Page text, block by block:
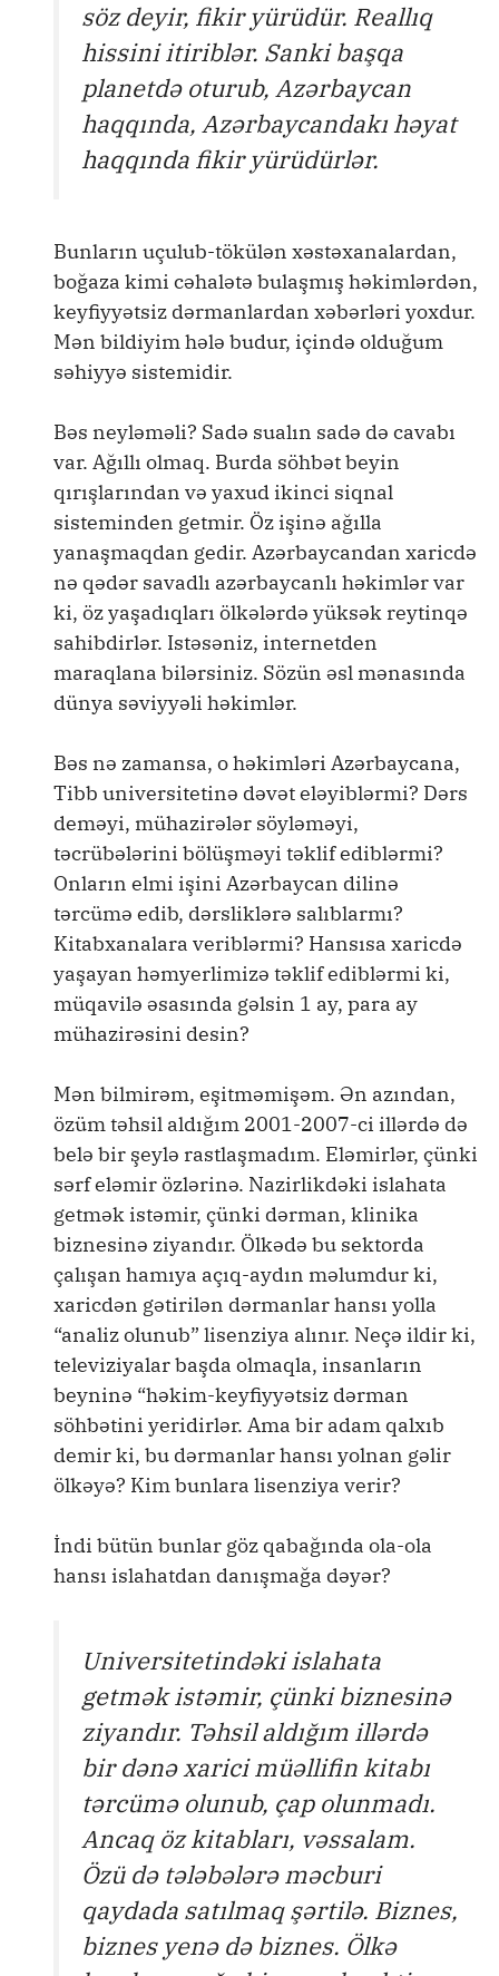
söz deyir, fikir yürüdür. Reallıq
hissini itiriblər. Sanki başqa
planetdə oturub, Azərbaycan
haqqında, Azərbaycandakı həyat
haqqında fikir yürüdürlər.
Bunların uçulub-tökülən xəstəxanalardan,
boğaza kimi cəhalətə bulaşmış həkimlərdən,
keyfiyyətsiz dərmanlardan xəbərləri yoxdur.
Mən bildiyim hələ budur, içində olduğum
səhiyyə sistemidir.
Bəs neyləməli? Sadə sualın sadə də cavabı
var. Ağıllı olmaq. Burda söhbət beyin
qırışlarından və yaxud ikinci siqnal
sisteminden getmir. Öz işinə ağılla
yanaşmaqdan gedir. Azərbaycandan xaricdə
nə qədər savadlı azərbaycanlı həkimlər var
ki, öz yaşadıqları ölkələrdə yüksək reytinqə
sahibdirlər. Istəsəniz, internetden
maraqlana bilərsiniz. Sözün əsl mənasında
dünya səviyyəli həkimlər.
Bəs nə zamansa, o həkimləri Azərbaycana,
Tibb universitetinə dəvət eləyiblərmi? Dərs
deməyi, mühazirələr söyləməyi,
təcrübələrini bölüşməyi təklif ediblərmi?
Onların elmi işini Azərbaycan dilinə
tərcümə edib, dərsliklərə salıblarmı?
Kitabxanalara veriblərmi? Hansısa xaricdə
yaşayan həmyerlimizə təklif ediblərmi ki,
müqavilə əsasında gəlsin 1 ay, para ay
mühazirəsini desin?
Mən bilmirəm, eşitməmişəm. Ən azından,
özüm təhsil aldığım 2001-2007-ci illərdə də
belə bir şeylə rastlaşmadım. Eləmirlər, çünki
sərf eləmir özlərinə. Nazirlikdəki islahata
getmək istəmir, çünki dərman, klinika
biznesinə ziyandır. Ölkədə bu sektorda
çalışan hamıya açıq-aydın məlumdur ki,
xaricdən gətirilən dərmanlar hansı yolla
“analiz olunub” lisenziya alınır. Neçə ildir ki,
televiziyalar başda olmaqla, insanların
beyninə “həkim-keyfiyyətsiz dərman
söhbətini yeridirlər. Ama bir adam qalxıb
demir ki, bu dərmanlar hansı yolnan gəlir
ölkəyə? Kim bunlara lisenziya verir?
İndi bütün bunlar göz qabağında ola-ola
hansı islahatdan danışmağa dəyər?
Universitetindəki islahata
getmək istəmir, çünki biznesinə
ziyandır. Təhsil aldığım illərdə
bir dənə xarici müəllifin kitabı
tərcümə olunub, çap olunmadı.
Ancaq öz kitabları, vəssalam.
Özü də tələbələrə məcburi
qaydada satılmaq şərtilə. Biznes,
biznes yenə də biznes. Ölkə